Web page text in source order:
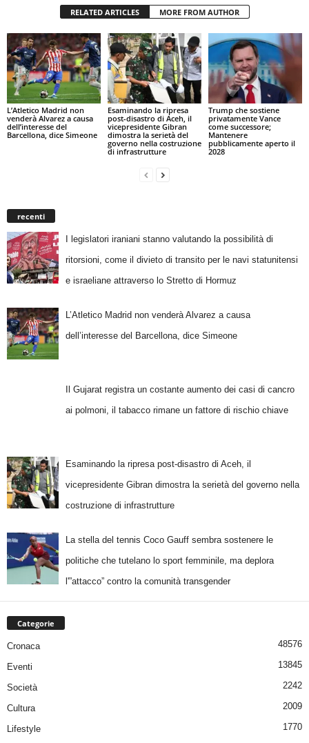
RELATED ARTICLES MORE FROM AUTHOR
L’Atletico Madrid non
venderà Alvarez a causa
dell’interesse del
Barcellona, dice Simeone
Esaminando la ripresa
post-disastro di Aceh, il
vicepresidente Gibran
dimostra la serietà del
governo nella costruzione
di infrastrutture
Trump che sostiene
privatamente Vance
come successore;
Mantenere
pubblicamente aperto il
2028
recenti
I legislatori iraniani stanno valutando la possibilità di
ritorsioni, come il divieto di transito per le navi statunitensi
e israeliane attraverso lo Stretto di Hormuz
L’Atletico Madrid non venderà Alvarez a causa
dell’interesse del Barcellona, dice Simeone
Il Gujarat registra un costante aumento dei casi di cancro
ai polmoni, il tabacco rimane un fattore di rischio chiave
Esaminando la ripresa post-disastro di Aceh, il
vicepresidente Gibran dimostra la serietà del governo nella
costruzione di infrastrutture
La stella del tennis Coco Gauff sembra sostenere le
politiche che tutelano lo sport femminile, ma deplora
l'”attacco” contro la comunità transgender
Categorie
Cronaca 48576
Eventi 13845
Società 2242
Cultura 2009
Lifestyle
1770